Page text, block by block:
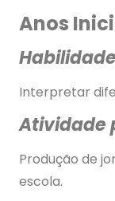
Anos
Habilidade
Interpretar
Atividade
Produção de
escola.